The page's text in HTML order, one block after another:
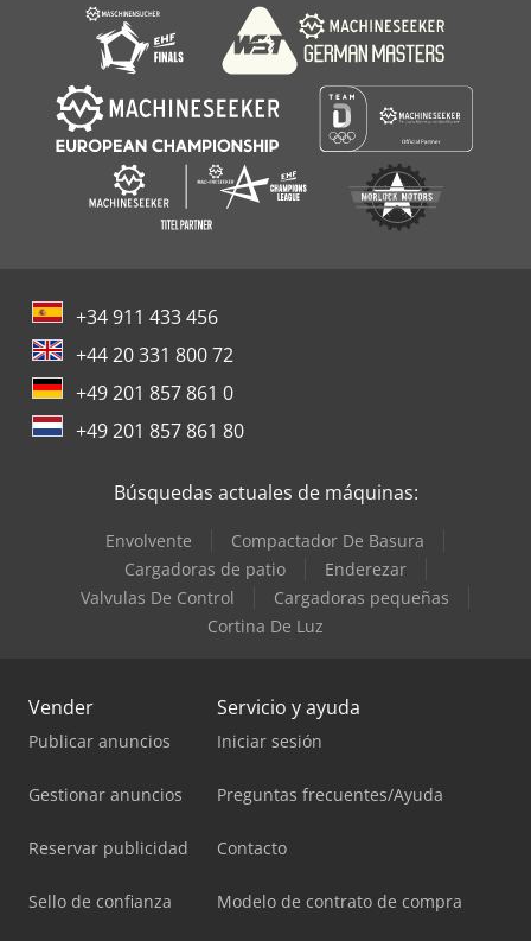
+34 911 433 456
+44 20 331 800 72
+49 201 857 861 0
+49 201 857 861 80
Búsquedas actuales de máquinas:
Envolvente
Compactador De Basura
Cargadoras de patio
Enderezar
Valvulas De Control
Cargadoras pequeñas
Cortina De Luz
Vender
Publicar anuncios
Gestionar anuncios
Reservar publicidad
Sello de confianza
Servicio y ayuda
Iniciar sesión
Preguntas frecuentes/Ayuda
Contacto
Modelo de contrato de compra